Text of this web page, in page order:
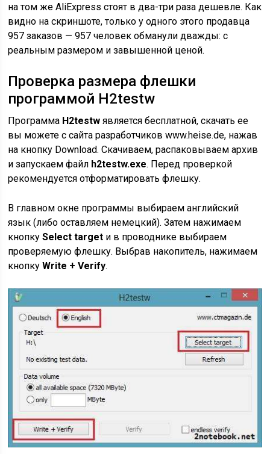
на том же AliExpress стоят в два-три раза дешевле. Как
видно на скриншоте, только у одного этого продавца
957 заказов — 957 человек обманули дважды: с
реальным размером и завышенной ценой.
Проверка размера флешки
программой H2testw
Программа H2testw является бесплатной, скачать ее
вы можете с сайта разработчиков www.heise.de, нажав
на кнопку Download. Скачиваем, распаковываем архив
и запускаем файл h2testw.exe. Перед проверкой
рекомендуется отформатировать флешку.
В главном окне программы выбираем английский
язык (либо оставляем немецкий). Затем нажимаем
кнопкуSelect target и в проводнике выбираем
проверяемую флешку. Выбрав накопитель, нажимаем
кнопкуWrite + Verify.